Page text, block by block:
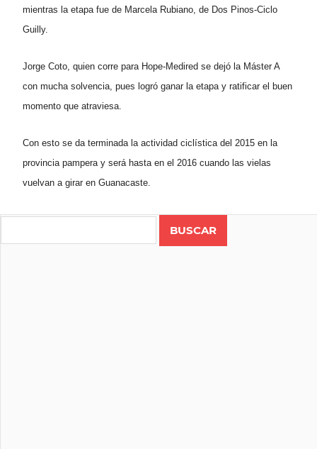
mientras la etapa fue de Marcela Rubiano, de Dos Pinos-Ciclo
Guilly.
Jorge Coto, quien corre para Hope-Medired se dejó la Máster A
con mucha solvencia, pues logró ganar la etapa y ratificar el buen
momento que atraviesa.
Con esto se da terminada la actividad ciclística del 2015 en la
provincia pampera y será hasta en el 2016 cuando las vielas
vuelvan a girar en Guanacaste.